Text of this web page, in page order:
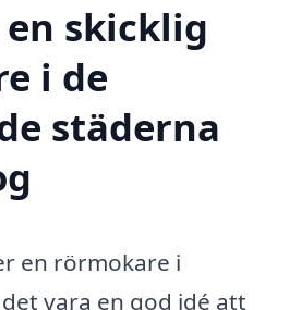
skicklig
i de
städerna
en rörmokare i
vara en god idé att